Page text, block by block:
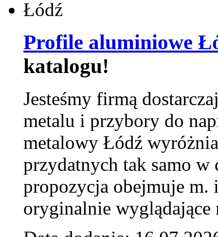
Profile aluminiowe
katalogu!
Jesteśmy firmą
metalu i przybory do
metalowy Łódź
przydatnych tak samo w
propozycja obejmuje m.
oryginalnie wyglądające